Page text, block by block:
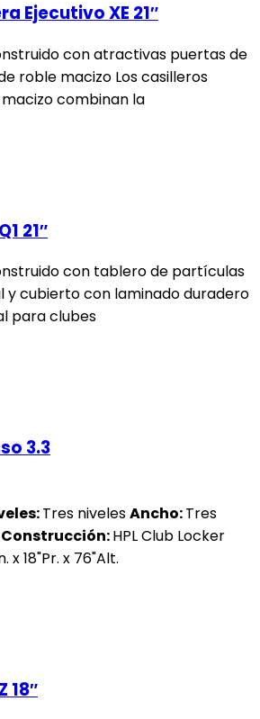
Ejecutivo XE 21″
con atractivas puertas de
roble macizo Los casilleros
combinan la
21″
con tablero de partículas
y cubierto con laminado duradero
para clubes
3.3
Tres nivelesAncho:Tres
Construcción:HPL Club Locker
x 18"Pr. x 76"Alt.
18″